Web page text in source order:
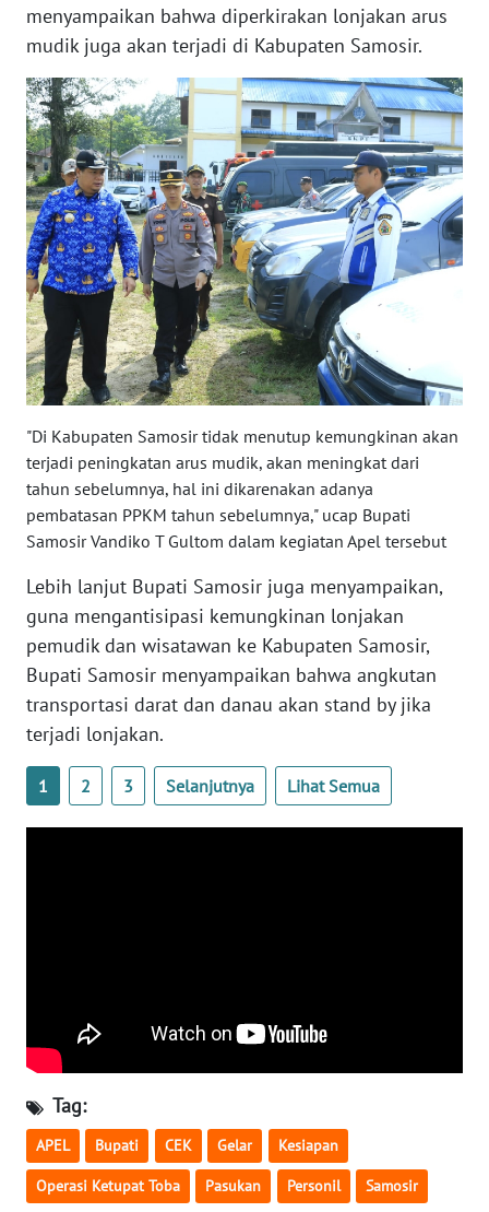
menyampaikan bahwa diperkirakan lonjakan arus
mudik juga akan terjadi di Kabupaten Samosir.
"Di Kabupaten Samosir tidak menutup kemungkinan akan
terjadi peningkatan arus mudik, akan meningkat dari
tahun sebelumnya, hal ini dikarenakan adanya
pembatasan PPKM tahun sebelumnya," ucap Bupati
Samosir Vandiko T Gultom dalam kegiatan Apel tersebut
Lebih lanjut Bupati Samosir juga menyampaikan,
guna mengantisipasi kemungkinan lonjakan
pemudik dan wisatawan ke Kabupaten Samosir,
Bupati Samosir menyampaikan bahwa angkutan
transportasi darat dan danau akan stand by jika
terjadi lonjakan.
1 2 3 Selanjutnya Lihat Semua
Tag:
APEL Bupati CEK Gelar Kesiapan
Operasi Ketupat Toba Pasukan Personil Samosir
KALTARA
WN
KALSEL
WN
KALTIM
WN
SULSEL
WN
GORONTALO
WN
WN
MALUKU
MALUT
WN
DAIRI
WN
DANAU
TOBA
WN
SELATAN
TANJUNG
LESUNG
WN